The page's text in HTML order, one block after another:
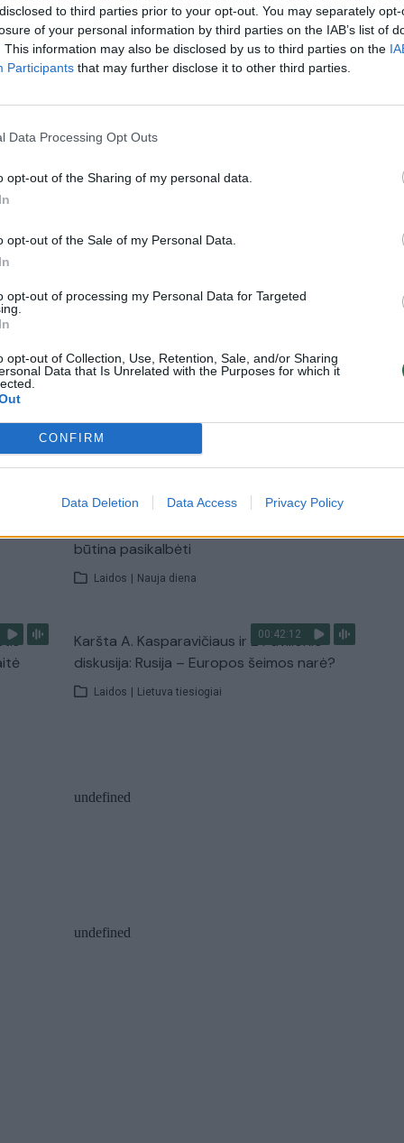
to third parties prior to your opt-out. You may separately
of your personal information by third parties on the IAB’s list of
This information may also be disclosed by us to third parties on the
Participants that may further disclose it to other third parties.
Data Processing Opt Outs
opt-out of the Sharing of my personal data.
opt-out of the Sale of my Personal Data.
opt-out of processing my Personal Data for Targeted
opt-out of Collection, Use, Retention, Sale, and/or Sharing
Data that Is Unrelated with the Purposes for which it
CONFIRM
Data Deletion Data Access Privacy Policy
–
Liūdna vyresnio amžiaus dirbančiųjų
kasdienybė – priekabiavimas, patyčios ir
Nyderlanduose apgynė čempionų vardą
00:15:25
Ruošiantis naujiems mokslo metams –
būtina pasikalbėti
Laidos | Nauja diena
00:42:12
Karšta A. Kasparavičiaus ir Ž Pavilionio
diskusija: Rusija – Europos šeimos narė?
Laidos | Lietuva tiesiogiai